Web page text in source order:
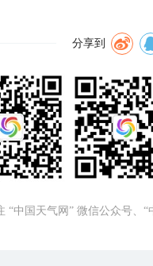
分享到
“中国天气网” 微信公众号、